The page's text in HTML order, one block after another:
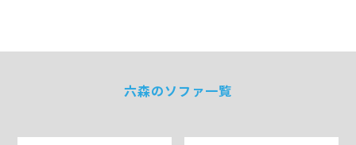
六森のソファ一覧